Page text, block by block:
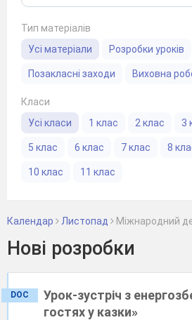
Тип матеріалів
Усі матеріали
Розробки уроків
Позакласні заходи Виховна
Класи
Усі класи
1 клас 2 клас 3
5 клас 6 клас 7 клас 8
10 клас 11 клас
Календар Листопад Міжнародний
Нові розробки
DOC
Урок-зустріч з
гостях у казки»